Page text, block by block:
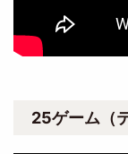
25ゲーム（